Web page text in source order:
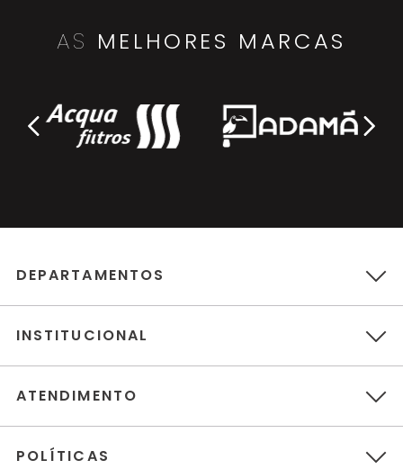
AS MELHORES MARCAS
DEPARTAMENTOS
INSTITUCIONAL
ATENDIMENTO
POLÍTICAS